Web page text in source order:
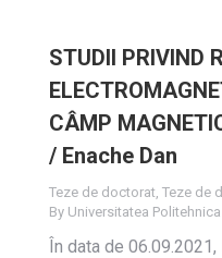
STUDII PRIVIND
CÂMP
/ Enache Dan
Teze de doctorat, Teze de
By Universitatea Politehnica
În data de